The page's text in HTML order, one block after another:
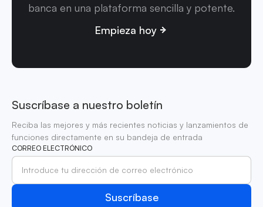
banca en una plataforma sencilla y potente.
Empieza hoy
Suscríbase a nuestro boletín
Reciba las mejores y más recientes noticias y lanzamientos de
funciones directamente en su bandeja de entrada
CORREO ELECTRÓNICO